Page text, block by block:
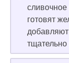
готовят